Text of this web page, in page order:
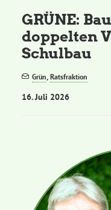
GRÜNE:
doppelten
Schulbau
Grün,Ratsfraktion
16. Juli 2026